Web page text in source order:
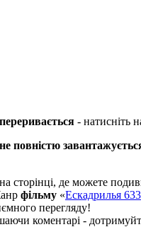
- натисніть
повністю
сторінці, де можете
фільму «Ескадрилья 633
перегляду!
коментарі -